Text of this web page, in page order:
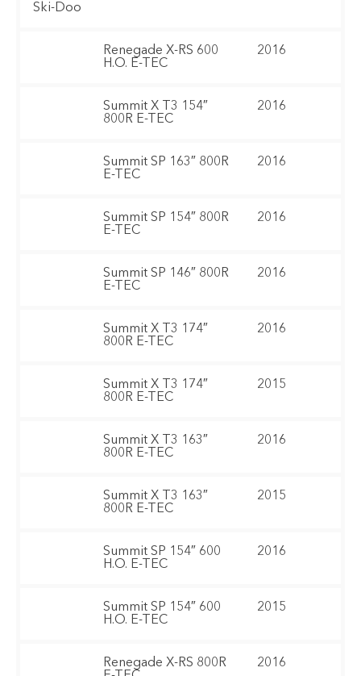
Ski-Doo
Renegade X-RS 600
H.O. E-TEC
2016
Summit X T3 154″
800R E-TEC
2016
Summit SP 163″ 800R
E-TEC
2016
Summit SP 154″ 800R
E-TEC
2016
Summit SP 146″ 800R
E-TEC
2016
Summit X T3 174″
800R E-TEC
2016
Summit X T3 174″
800R E-TEC
2015
Summit X T3 163″
800R E-TEC
2016
Summit X T3 163″
800R E-TEC
2015
Summit SP 154″ 600
H.O. E-TEC
2016
Summit SP 154″ 600
H.O. E-TEC
2015
Renegade X-RS 800R
2016